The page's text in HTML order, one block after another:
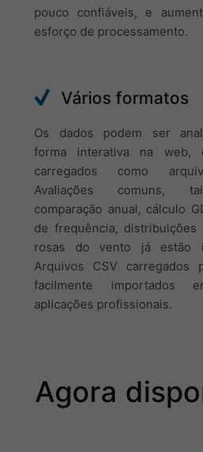
pouco confiáveis, e
esforço de processamento.
Vários formatos
Os dados podem ser
forma interativa na web,
carregados como
Avaliações comuns,
comparação anual, cálculo
de frequência, distribuições
rosas do vento já estão
Arquivos CSV carregados
facilmente importados
aplicações profissionais.
Agora